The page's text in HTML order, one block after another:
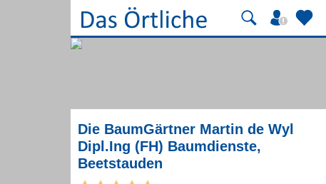
Die BaumGärtner Martin de Wyl
Dipl.Ing (FH) Baumdienste,
Beetstauden